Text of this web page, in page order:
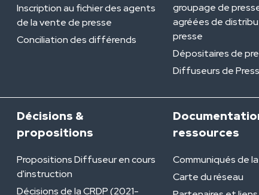
Inscription au fichier des agents
de la vente de presse
Conciliation des différends
groupage de
agréées de
presse
Dépositaires de
Diffuseurs de
Décisions &
propositions
Propositions Diffuseur en cours
d'instruction
Décisions de la CRDP (2021-
ressources
Communiqués de la
Carte du réseau